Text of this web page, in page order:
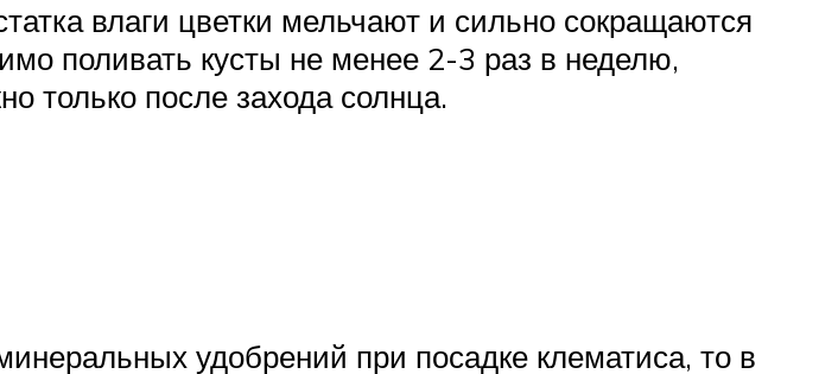
влаги цветки мельчают и сильно сокращаются
поливать кусты не менее 2-3 раз в неделю,
только после захода солнца.
удобрений при посадке клематиса, то в